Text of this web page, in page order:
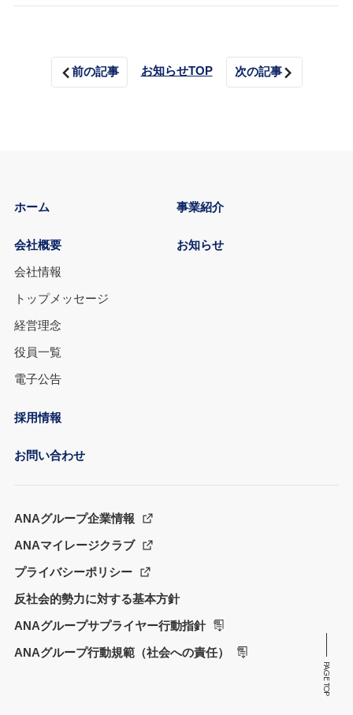
前の記事 お知らせTOP 次の記事
PAGE TOP
ホーム
会社概要
会社情報
トップメッセージ
経営理念
役員一覧
電子公告
事業紹介
お知らせ
採用情報
お問い合わせ
ANAグループ企業情報
ANAマイレージクラブ
プライバシーポリシー
反社会的勢力に対する基本方針
ANAグループサプライヤー行動指針
ANAグループ行動規範（社会への責任）